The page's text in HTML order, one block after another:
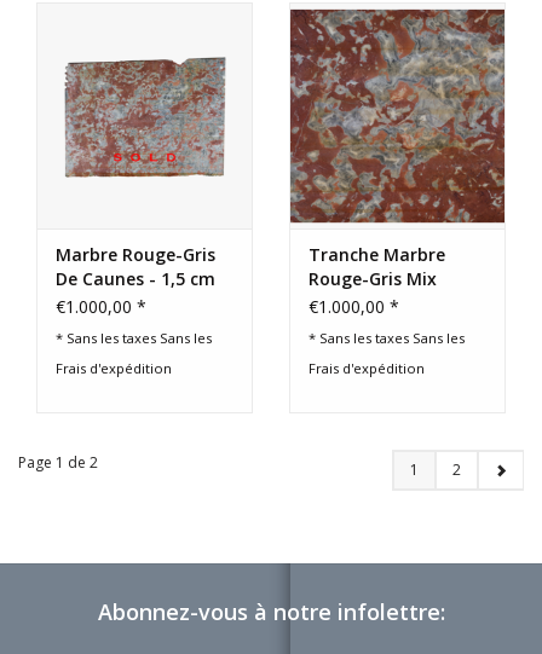
Marbre Rouge-Gris
De Caunes - 1,5 cm
D'Epaisseur
€1.000,00 *
* Sans les taxes Sans les
Frais d'expédition
Tranche Marbre
Rouge-Gris Mix
Antique – 190 cm -
€1.000,00 *
* Sans les taxes Sans les
Frais d'expédition
Page 1 de 2 1 2
Abonnez-vous à notre infolettre: